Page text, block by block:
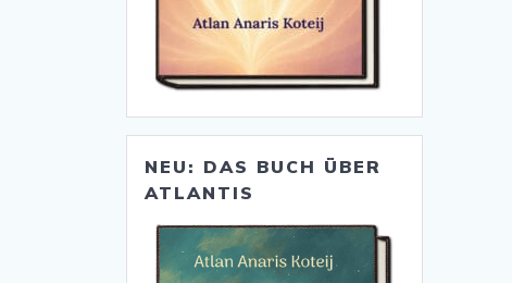
NEU: DAS BUCH ÜBER
ATLANTIS